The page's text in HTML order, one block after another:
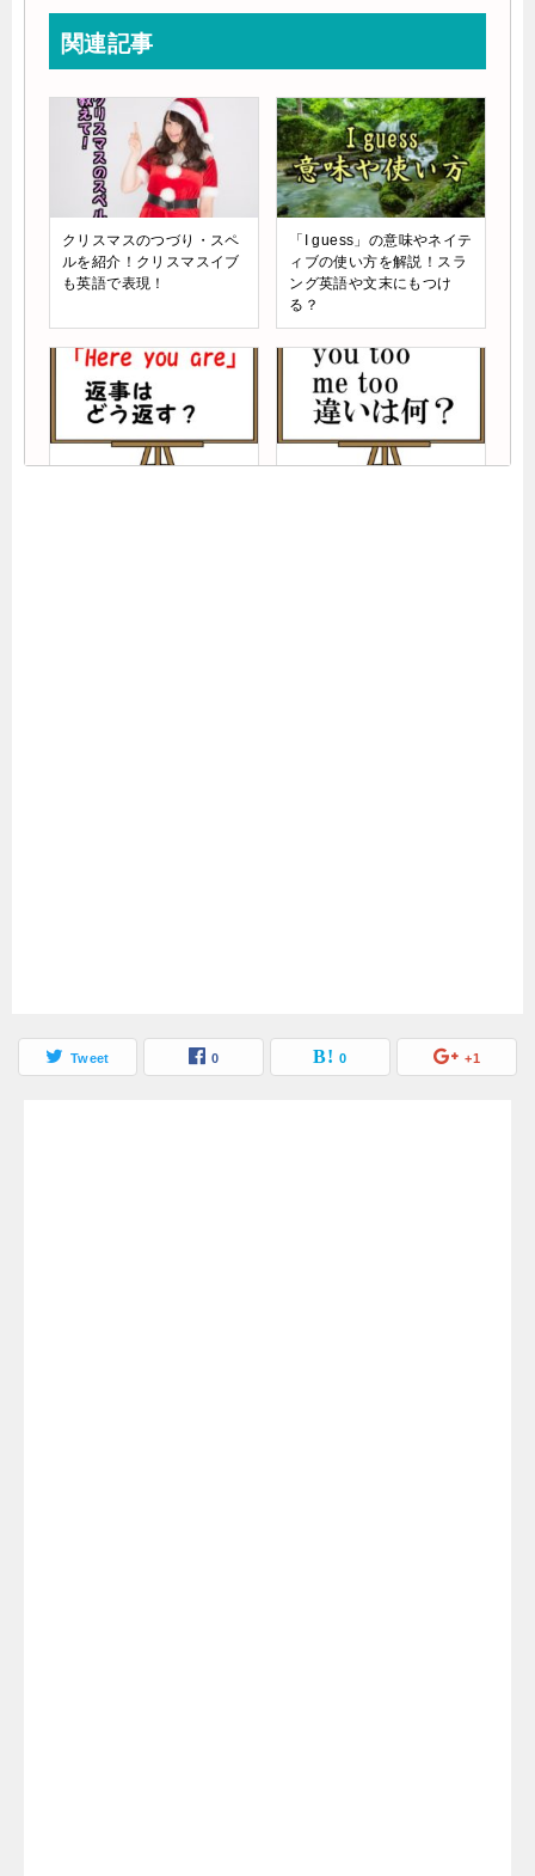
関連記事
クリスマスのつづり・スペ
ルを紹介！クリスマスイブ
も英語で表現！
「I guess」の意味やネイテ
ィブの使い方を解説！スラ
ング英語や文末にもつけ
る？
Tweet 0 0 +1